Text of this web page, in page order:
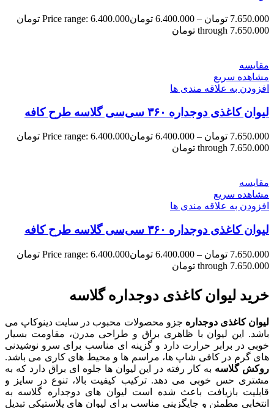
7.650.000 تومان –
6.400.000 تومان
Price range: 6.400.000 تومان
through 7.650.000 تومان
مقایسه
مشاهده سریع
افزودن به علاقه مندی ها
لیوان کاغذی دوجداره ۳۶۰ سی‌سی گلاسه طرح کافه
7.650.000 تومان –
6.400.000 تومان
Price range: 6.400.000 تومان
through 7.650.000 تومان
مقایسه
مشاهده سریع
افزودن به علاقه مندی ها
لیوان کاغذی دوجداره ۳۶۰ سی‌سی گلاسه طرح کافه
7.650.000 تومان –
6.400.000 تومان
Price range: 6.400.000 تومان
through 7.650.000 تومان
خرید لیوان کاغذی دوجداره گلاسه
لیوان کاغذی دوجداره جزو محصولات محبوب در سایت دینوکاپ می
باشد. این لیوان با ظاهری براق و طراحی مدرن، مقاومت بسیار
خوبی در برابر حرارت دارد و گزینه ای مناسب برای سرو نوشیدنی
های گرم در کافی شاپ ها، مراسم ها و محیط های کاری می باشد.
روکش گلاسه به کار رفته در این لیوان ها جلوه ای براق دارد که به
مشتری حس خوبی می دهد. ترکیب کیفیت بالا، تنوع در سایز و
قابلیت بازیافت باعث شده است لیوان های دوجداره گلاسه به
انتخابی مطمئن و جایگزینی مناسب برای لیوان های پلاستیکی تبدیل